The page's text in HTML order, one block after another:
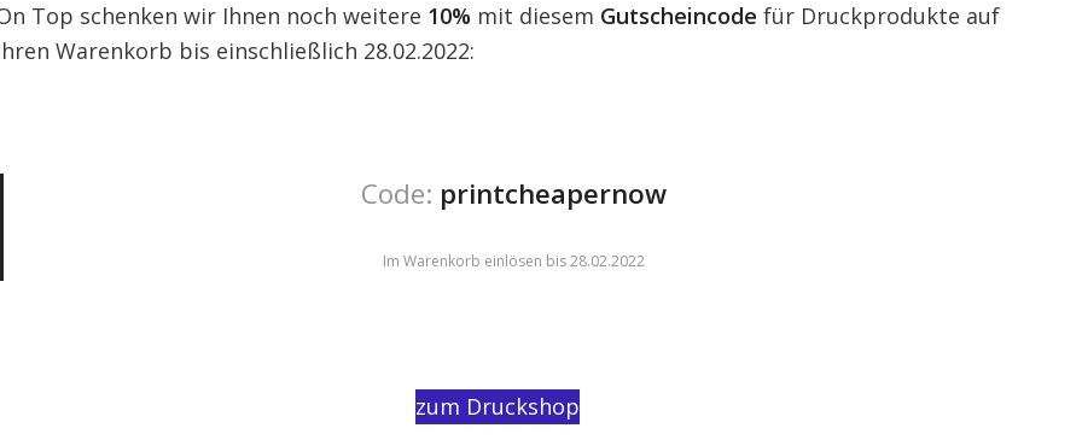
Top schenken wir Ihnen noch weitere 10% mit diesem Gutscheincode für Druckprodukte auf
Warenkorb bis einschließlich 28.02.2022:
Code: printcheapernow
Im Warenkorb einlösen bis 28.02.2022
zum Druckshop